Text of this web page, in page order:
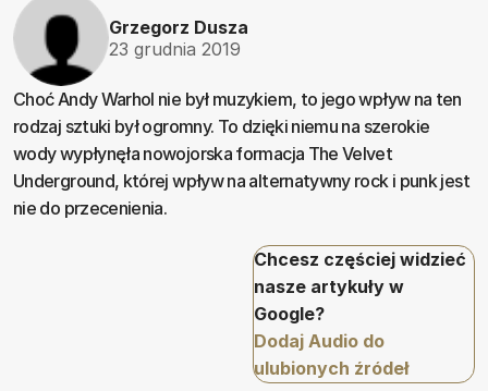
Grzegorz Dusza
23 grudnia 2019
Choć Andy Warhol nie był muzykiem, to jego wpływ na ten
rodzaj sztuki był ogromny. To dzięki niemu na szerokie
wody wypłynęła nowojorska formacja The Velvet
Underground, której wpływ na alternatywny rock i punk jest
nie do przecenienia.
Chcesz częściej widzieć
nasze artykuły w
Google?
Dodaj Audio do
ulubionych źródeł